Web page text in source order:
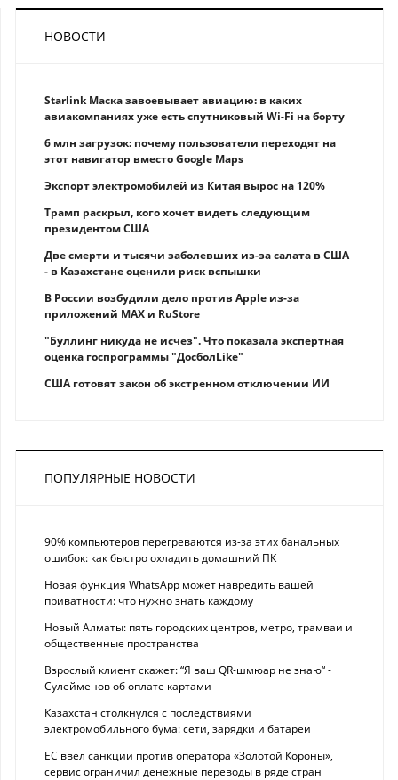
НОВОСТИ
Starlink Маска завоевывает авиацию: в каких
авиакомпаниях уже есть спутниковый Wi-Fi на борту
6 млн загрузок: почему пользователи переходят на
этот навигатор вместо Google Maps
Экспорт электромобилей из Китая вырос на 120%
Трамп раскрыл, кого хочет видеть следующим
президентом США
Две смерти и тысячи заболевших из-за салата в США
- в Казахстане оценили риск вспышки
В России возбудили дело против Apple из-за
приложений MAX и RuStore
"Буллинг никуда не исчез". Что показала экспертная
оценка госпрограммы "ДосболLike"
США готовят закон об экстренном отключении ИИ
ПОПУЛЯРНЫЕ НОВОСТИ
90% компьютеров перегреваются из-за этих банальных
ошибок: как быстро охладить домашний ПК
Новая функция WhatsApp может навредить вашей
приватности: что нужно знать каждому
Новый Алматы: пять городских центров, метро, трамваи и
общественные пространства
Взрослый клиент скажет: “Я ваш QR-шмюар не знаю“ -
Сулейменов об оплате картами
Казахстан столкнулся с последствиями
электромобильного бума: сети, зарядки и батареи
ЕС ввел санкции против оператора «Золотой Короны»,
сервис ограничил денежные переводы в ряде стран